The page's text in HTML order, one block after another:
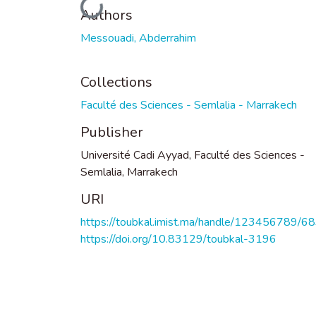
Loading...
Authors
Messouadi, Abderrahim
Collections
Faculté des Sciences - Semlalia - Marrakech
Publisher
Université Cadi Ayyad, Faculté des Sciences -
Semlalia, Marrakech
URI
https://toubkal.imist.ma/handle/123456789/
https://doi.org/10.83129/toubkal-3196